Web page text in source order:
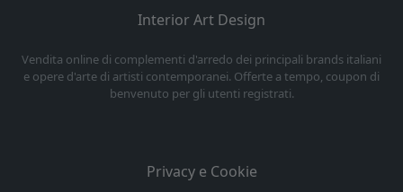
Interior Art Design
Vendita online di complementi d'arredo dei principali brands italiani
e opere d'arte di artisti contemporanei. Offerte a tempo, coupon di
benvenuto per gli utenti registrati.
Privacy e Cookie